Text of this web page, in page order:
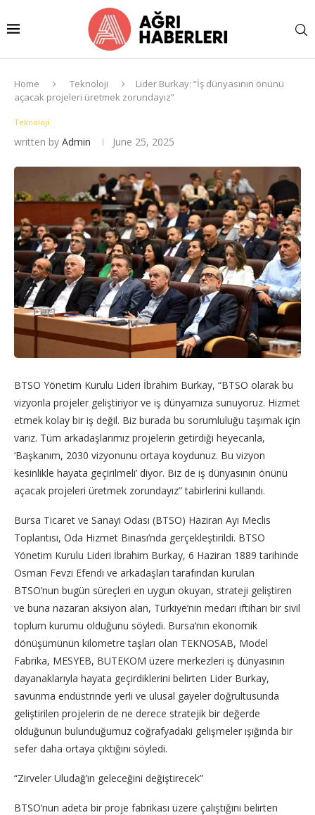
Home Teknoloji
Lider Burkay: “İş dünyasının önünü
açacak projeleri üretmek zorundayız”
Teknoloji
written by Admin June 25, 2025
BTSO Yönetim Kurulu Lideri İbrahim Burkay, “BTSO olarak bu
vizyonla projeler geliştiriyor ve iş dünyamıza sunuyoruz. Hizmet
etmek kolay bir iş değil. Biz burada bu sorumluluğu taşımak için
varız. Tüm arkadaşlarımız projelerin getirdiği heyecanla,
‘Başkanım, 2030 vizyonunu ortaya koydunuz. Bu vizyon
kesinlikle hayata geçirilmeli’ diyor. Biz de iş dünyasının önünü
açacak projeleri üretmek zorundayız” tabirlerini kullandı.
Bursa Ticaret ve Sanayi Odası (BTSO) Haziran Ayı Meclis
Toplantısı, Oda Hizmet Binası’nda gerçekleştirildi. BTSO
Yönetim Kurulu Lideri İbrahim Burkay, 6 Haziran 1889 tarihinde
Osman Fevzi Efendi ve arkadaşları tarafından kurulan
BTSO’nun bugün süreçleri en uygun okuyan, strateji geliştiren
ve buna nazaran aksiyon alan, Türkiye’nin medarı iftiharı bir sivil
toplum kurumu olduğunu söyledi. Bursa’nın ekonomik
dönüşümünün kilometre taşları olan TEKNOSAB, Model
Fabrika, MESYEB, BUTEKOM üzere merkezleri iş dünyasının
dayanaklarıyla hayata geçirdiklerini belirten Lider Burkay,
savunma endüstrinde yerli ve ulusal gayeler doğrultusunda
geliştirilen projelerin de ne derece stratejik bir değerde
olduğunun bulunduğumuz coğrafyadaki gelişmeler ışığında bir
sefer daha ortaya çıktığını söyledi.
“Zirveler Uludağ’ın geleceğini değiştirecek”
BTSO’nun adeta bir proje fabrikası üzere çalıştığını belirten